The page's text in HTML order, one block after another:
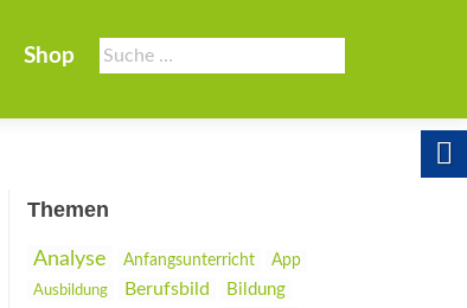
Suche
nach:
Shop
Themen
Analyse Anfangsunterricht
App
Ausbildung
Berufsbild Bildung